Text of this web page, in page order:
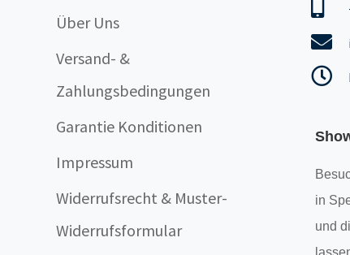
Über Uns
Versand- &
Zahlungsbedingungen
Garantie Konditionen
Impressum
Widerrufsrecht & Muster-
Widerrufsformular
in
und